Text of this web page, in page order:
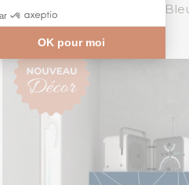
Revêtement mural toilette